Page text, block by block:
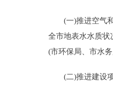
(一)推进空气和
全市地表水水质状
(市环保局、市水
(二)推进建设项